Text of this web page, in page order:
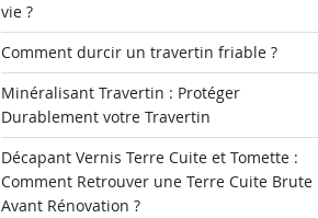
vie ?
Comment durcir un travertin friable ?
Minéralisant Travertin : Protéger
Durablement votre Travertin
Décapant Vernis Terre Cuite et Tomette :
Comment Retrouver une Terre Cuite Brute
Avant Rénovation ?